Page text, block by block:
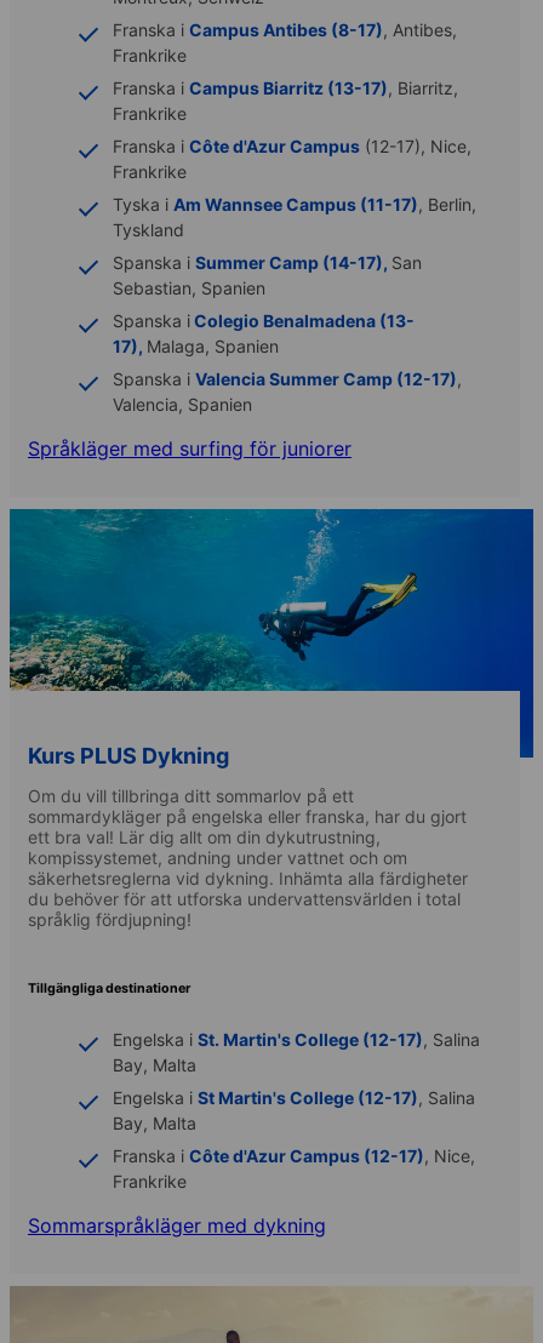
Franska i Campus Antibes (8-17), Antibes,
Frankrike
Franska i Campus Biarritz (13-17), Biarritz,
Frankrike
Franska i Côte d'Azur Campus (12-17), Nice,
Frankrike
Tyska i Am Wannsee Campus (11-17), Berlin,
Tyskland
Spanska i Summer Camp (14-17), San
Sebastian, Spanien
Spanska iColegio Benalmadena (13-
17), Malaga, Spanien
Spanska i Valencia Summer Camp (12-17),
Valencia, Spanien
Språkläger med surfing för juniorer
Kurs PLUS Dykning
Om du vill tillbringa ditt sommarlov på ett
sommardykläger på engelska eller franska, har du gjort
ett bra val! Lär dig allt om din dykutrustning,
kompissystemet, andning under vattnet och om
säkerhetsreglerna vid dykning. Inhämta alla färdigheter
du behöver för att utforska undervattensvärlden i total
språklig fördjupning!
Tillgängliga destinationer
Engelska i St. Martin's College (12-17), Salina
Bay, Malta
Engelska i St Martin's College (12-17), Salina
Bay, Malta
Franska i Côte d'Azur Campus (12-17), Nice,
Frankrike
Sommarspråkläger med dykning